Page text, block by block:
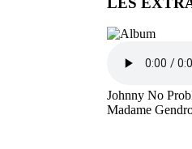
Johnny No
Madame